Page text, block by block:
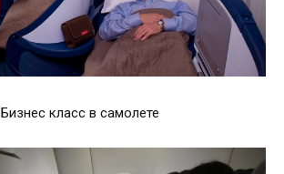
Бизнес класс в самолете